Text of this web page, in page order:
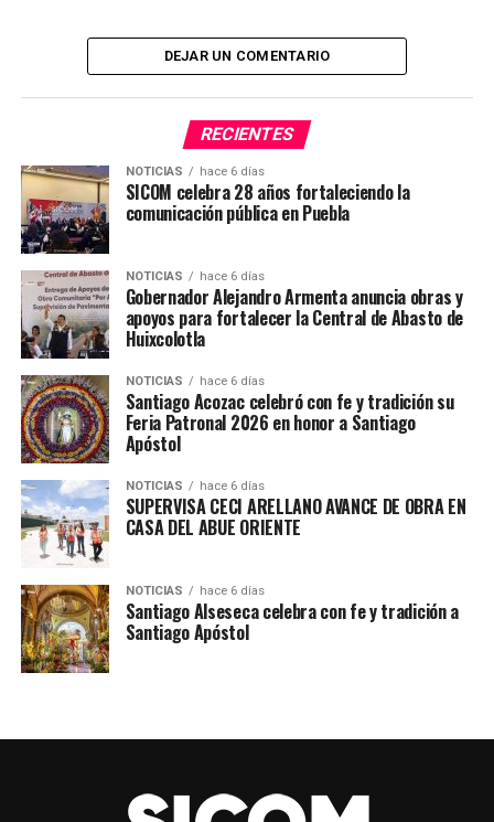
Cabe mencionar que la (UDAIM) sigue trabajando para
género en el estado de Puebla, sumando así ya más de
60 municipios adscritos a esta política pública del
Gobierno del Estado de Puebla.
#SICOMAcatzingo #NoticiasDelTerritorio
#PensarEnGrande #PorAmorAPuebla
TEMAS RELACIONADOS
Morelos y Pavón en Actipan de Morelos
Realizan carrera conmemorativa por el Día
DEJAR UN COMENTARIO
RECIENTES
NOTICIAS hace 6 días
SICOM celebra 28 años fortaleciendo la
comunicación pública en Puebla
NOTICIAS hace 6 días
Gobernador Alejandro Armenta anuncia obras y
apoyos para fortalecer la Central de Abasto de
Huixcolotla
NOTICIAS hace 6 días
Santiago Acozac celebró con fe y tradición su
Feria Patronal 2026 en honor a Santiago
Apóstol
NOTICIAS hace 6 días
SUPERVISA CECI ARELLANO AVANCE DE OBRA EN
CASA DEL ABUE ORIENTE
NOTICIAS hace 6 días
Santiago Alseseca celebra con fe y tradición a
Santiago Apóstol